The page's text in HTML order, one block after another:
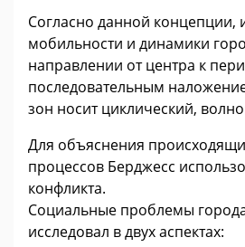
Согласно данной концепции,
мобильности и динамики
направлении от центра к
последовательным
зон носит циклический,
Для объяснения
процессов Берджесс
конфликта.
Социальные проблемы
исследовал в двух аспектах: